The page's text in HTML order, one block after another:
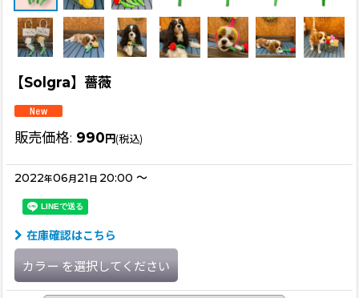
【Solgra】薔薇
販売価格: 990円(税込)
2022年06月 21日 20:00 ～
在庫確認はこちら
カラー を選択してください